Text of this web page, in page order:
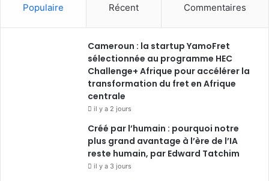
b
o
o
e
d
u
b
a
g
m
Populaire Récent Commentaires
Cameroun : la startup YamoFret
sélectionnée au programme HEC
Challenge+ Afrique pour accélérer la
transformation du fret en Afrique
centrale
il y a 2 jours
Créé par l’humain : pourquoi notre
plus grand avantage à l’ère de l’IA
reste humain, par Edward Tatchim
il y a 3 jours